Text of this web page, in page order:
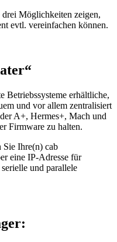
Möglichkeiten zeigen,
evtl. vereinfachen können.
Betriebssysteme erhältliche,
und vor allem zentralisiert
A+, Hermes+, Mach und
Firmware zu halten.
Sie Ihre(n) cab
eine IP-Adresse für
und parallele